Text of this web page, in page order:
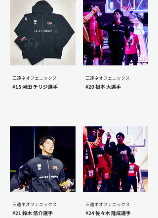
三遠ネオフェニックス
#15 河田 チリジ選手
三遠ネオフェニックス
#20 根本 大選手
三遠ネオフェニックス
#21 鈴木 悠介選手
三遠ネオフェニックス
#24 佐々木 隆成選手